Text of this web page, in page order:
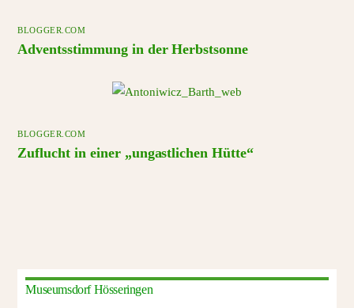
BLOGGER.COM
Adventsstimmung in der Herbstsonne
BLOGGER.COM
Zuflucht in einer „ungastlichen Hütte“
Museumsdorf Hösseringen